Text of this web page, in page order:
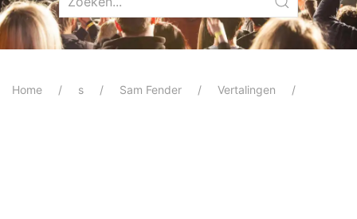
Home s Sam Fender Vertalingen